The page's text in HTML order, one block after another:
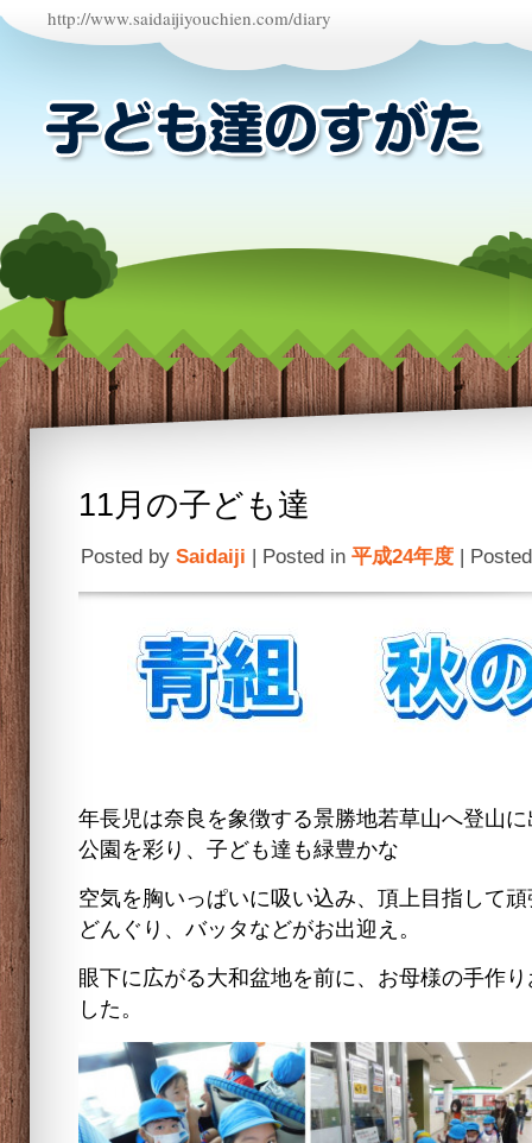
http://www.saidaijiyouchien.com/diary
11月の子ども達
Posted by Saidaiji | Posted in 平成24年度 |
年長児は奈良を象徴する景勝地若草山へ登山
公園を彩り、子ども達も緑豊かな
空気を胸いっぱいに吸い込み、頂上目指して
どんぐり、バッタなどがお出迎え。
眼下に広がる大和盆地を前に、お母様の手作
した。